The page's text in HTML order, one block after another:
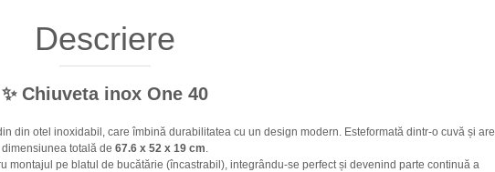
Descriere
✨ Chiuveta inox One 40
din otel inoxidabil, care îmbină durabilitatea cu un design modern. Esteformată dintr-o cuvă și are
dimensiunea totală de 67.6 x 52 x 19 cm
montajul pe blatul de bucătărie (încastrabil), integrându-se perfect și devenind parte continuă a